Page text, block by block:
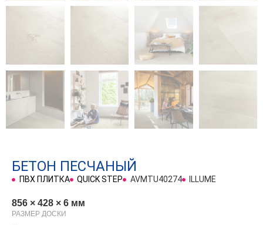
БЕТОН ПЕСЧАНЫЙ
ПВХ ПЛИТКА QUICK STEP AVMTU40274 ILLUME
856 × 428 × 6 мм
РАЗМЕР ДОСКИ